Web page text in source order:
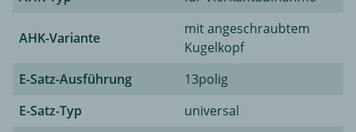
AHK-Variante
mit angeschraubtem
Kugelkopf
E-Satz-Ausführung
13polig
E-Satz-Typ
universal